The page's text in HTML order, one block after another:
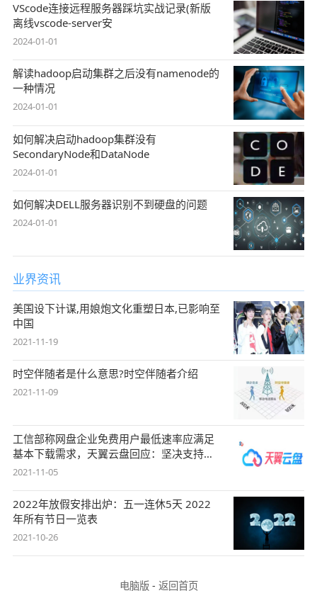
VScode连接远程服务器踩坑实战记录(新版
离线vscode-server安
2024-01-01
解读hadoop启动集群之后没有namenode的
一种情况
2024-01-01
如何解决启动hadoop集群没有
SecondaryNode和DataNode
2024-01-01
如何解决DELL服务器识别不到硬盘的问题
2024-01-01
业界资讯
美国设下计谋,用娘炮文化重塑日本,已影响至
中国
2021-11-19
时空伴随者是什么意思?时空伴随者介绍
2021-11-09
工信部称网盘企业免费用户最低速率应满足
基本下载需求，天翼云盘回应：坚决支持，
始终
2021-11-05
2022年放假安排出炉：五一连休5天 2022
年所有节日一览表
2021-10-26
电脑版- 返回首页